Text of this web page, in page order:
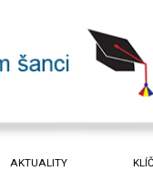
AKTUALITY